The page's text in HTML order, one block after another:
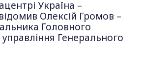
Україна –
Олексій Громов –
Головного
Генерального